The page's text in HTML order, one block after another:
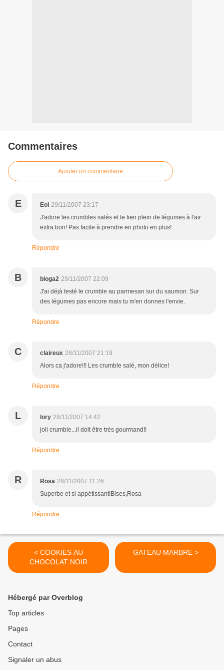
Commentaires
Ajouter un commentaire
E Eol 29/11/2007 23:17
J'adore les crumbles salés et le tien plein de légumes à l'air
extra bon! Pas facile à prendre en photo en plus!
Répondre
B bloga2 29/11/2007 22:09
J'ai déjà testé le crumble au parmesan sur du saumon. Sur
des légumes pas encore mais tu m'en donnes l'envie.
Répondre
C claireux 28/11/2007 21:19
Alors ca j'adore!!! Les crumble salé, mon délice!
Répondre
L lory 28/11/2007 14:42
joli crumble...il doit être très gourmand!!
Répondre
R Rosa 28/11/2007 11:26
Superbe et si appétissant!Bises,Rosa
Répondre
< COOKIES AU
CHOCOLAT NOIR
GATEAU MARBRE >
Hébergé par Overblog
Top articles
Pages
Contact
Signaler un abus